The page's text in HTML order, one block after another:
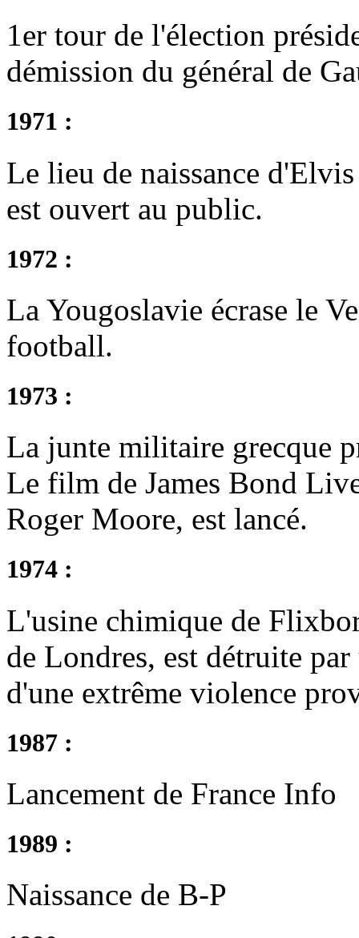
1er tour de l'élection
démission du général de
1971 :
Le lieu de naissance
est ouvert au public.
1972 :
La Yougoslavie écrase le
football.
1973 :
La junte militaire grecque
Le film de James Bond
Roger Moore, est lancé.
1974 :
L'usine chimique de
de Londres, est détruite
d'une extrême violence
1987 :
Lancement de France Info
1989 :
Naissance de B-P